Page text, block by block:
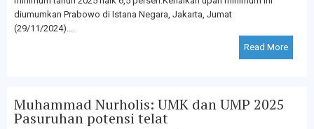
diumumkan Prabowo di Istana Negara, Jakarta, Jumat
(29/11/2024)....
Read More
Muhammad Nurholis: UMK dan UMP 2025
Pasuruhan potensi telat